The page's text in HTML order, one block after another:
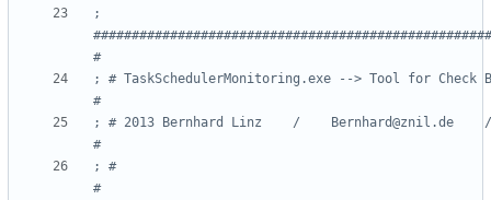
;
; # TaskSchedulerMonitoring.exe --> Tool for Check
; # 2013 Bernhard Linz    /    Bernhard@znil.de
; #